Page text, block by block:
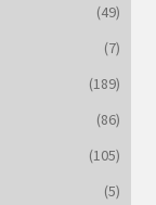
(49)
(7)
(189)
(86)
(105)
(5)